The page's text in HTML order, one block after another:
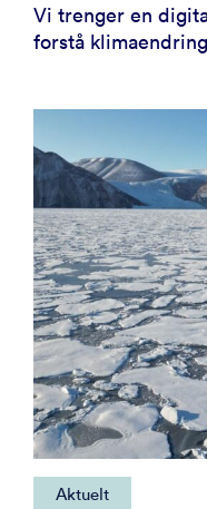
Vi trenger en
forstå
Aktuelt